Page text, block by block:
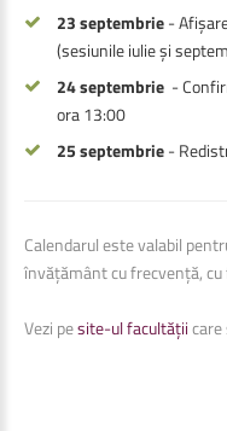
23 septembrie-
(sesiunile iulie și
24 septembrie -
ora 13:00
25 septembrie-
Calendarul este valabil
învățământ cu frecvență,
Vezi pesite-ul facultății